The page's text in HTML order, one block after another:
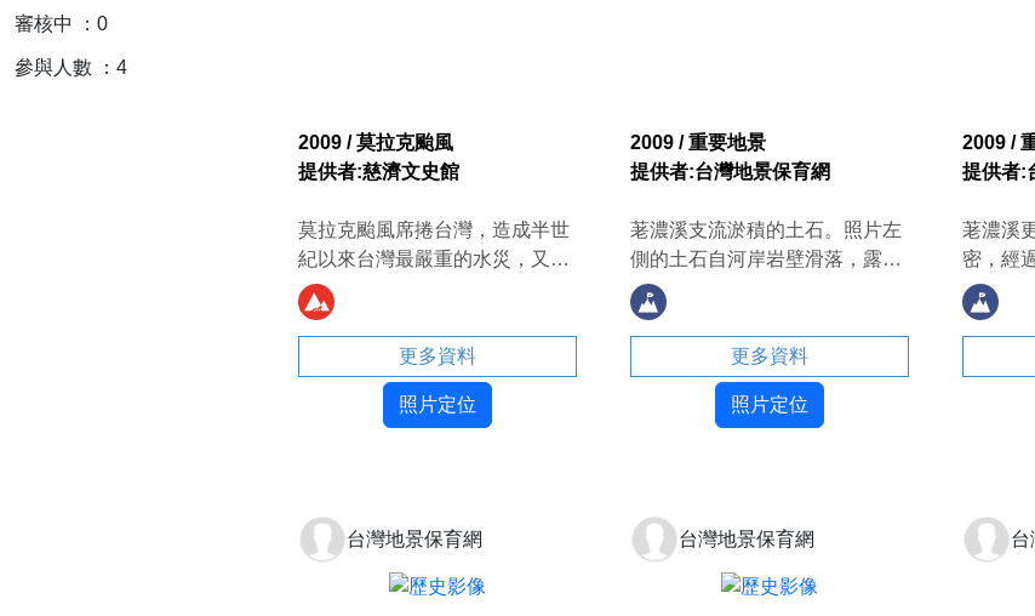
審核中 ： 0
參與人數 ： 4
2009 / 莫拉克颱風
提供者:慈濟文史館
莫拉克颱風席捲台灣，造成半世
紀以來台灣最嚴重的水災，又稱
「八八水災」。圖：災後工程人
員在荖濃溪上緊急疏濬，以防上
游淤塞再度釀災。（攝影者／蕭
耀華）（慈濟月刊514期P33）
更多資料
照片定位
2009 / 重要地景
提供者:台灣地景保育網
荖濃溪支流淤積的土石。照片左
側的土石自河岸岩壁滑落，露出
下方的順向地層，顯示該種崩塌
類型屬於平面型地滑。岩壁上方
的土石尚未完全滑落，還要等待
下一次豪雨的搬運。這些土石的
淤積使河床高程增加，未來若再
有洪水發生時，對下游居民的生
更多資料
照片定位
2009 /
提供者:
荖濃溪
密，經
幾乎沒
坡有些
有人為
台灣地景保育網 台灣地景保育網 台